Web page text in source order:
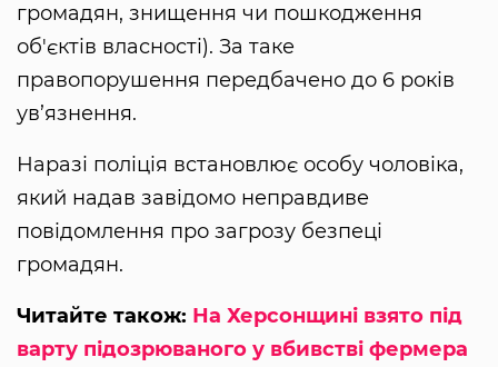
громадян, знищення чи пошкодження
об'єктів власності). За таке
правопорушення передбачено до 6 років
ув’язнення.
Наразі поліція встановлює особу чоловіка,
який надав завідомо неправдиве
повідомлення про загрозу безпеці
громадян.
Читайте також: На Херсонщині взято під
варту підозрюваного у вбивстві фермера